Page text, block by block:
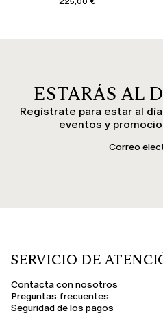
ESTARÁS AL
Regístrate para estar al
eventos y
SERVICIO DE
Contacta con nosotros
Preguntas frecuentes
Seguridad de los pagos